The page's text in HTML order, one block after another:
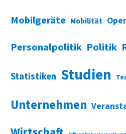
Mobilgeräte Mobilität
Personalpolitik Politik
Statistiken Studien
Unternehmen